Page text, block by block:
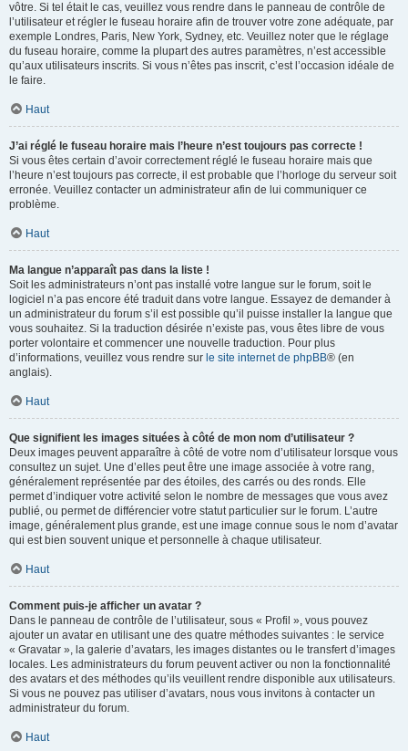
vôtre. Si tel était le cas, veuillez vous rendre dans le panneau de contrôle de
l’utilisateur et régler le fuseau horaire afin de trouver votre zone adéquate, par
exemple Londres, Paris, New York, Sydney, etc. Veuillez noter que le réglage
du fuseau horaire, comme la plupart des autres paramètres, n’est accessible
qu’aux utilisateurs inscrits. Si vous n’êtes pas inscrit, c’est l’occasion idéale de
le faire.
Haut
J’ai réglé le fuseau horaire mais l’heure n’est toujours pas correcte !
Si vous êtes certain d’avoir correctement réglé le fuseau horaire mais que
l’heure n’est toujours pas correcte, il est probable que l’horloge du serveur soit
erronée. Veuillez contacter un administrateur afin de lui communiquer ce
problème.
Haut
Ma langue n’apparaît pas dans la liste !
Soit les administrateurs n’ont pas installé votre langue sur le forum, soit le
logiciel n’a pas encore été traduit dans votre langue. Essayez de demander à
un administrateur du forum s’il est possible qu’il puisse installer la langue que
vous souhaitez. Si la traduction désirée n’existe pas, vous êtes libre de vous
porter volontaire et commencer une nouvelle traduction. Pour plus
d’informations, veuillez vous rendre sur le site internet de phpBB® (en
anglais).
Haut
Que signifient les images situées à côté de mon nom d’utilisateur ?
Deux images peuvent apparaître à côté de votre nom d’utilisateur lorsque vous
consultez un sujet. Une d’elles peut être une image associée à votre rang,
généralement représentée par des étoiles, des carrés ou des ronds. Elle
permet d’indiquer votre activité selon le nombre de messages que vous avez
publié, ou permet de différencier votre statut particulier sur le forum. L’autre
image, généralement plus grande, est une image connue sous le nom d’avatar
qui est bien souvent unique et personnelle à chaque utilisateur.
Haut
Comment puis-je afficher un avatar ?
Dans le panneau de contrôle de l’utilisateur, sous « Profil », vous pouvez
ajouter un avatar en utilisant une des quatre méthodes suivantes : le service
« Gravatar », la galerie d’avatars, les images distantes ou le transfert d’images
locales. Les administrateurs du forum peuvent activer ou non la fonctionnalité
des avatars et des méthodes qu’ils veuillent rendre disponible aux utilisateurs.
Si vous ne pouvez pas utiliser d’avatars, nous vous invitons à contacter un
administrateur du forum.
Haut